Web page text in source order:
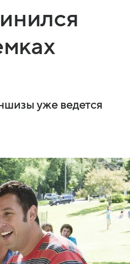
уже ведется